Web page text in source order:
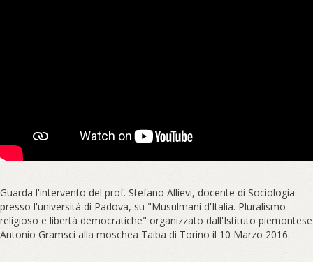
Guarda l'intervento del prof. Stefano Allievi, docente di Sociologia
presso l'università di Padova, su "Musulmani d'Italia. Pluralismo
religioso e libertà democratiche" organizzato dall'Istituto piemontese
Antonio Gramsci alla moschea Taiba di Torino il 10 Marzo 2016.